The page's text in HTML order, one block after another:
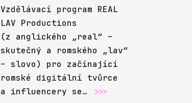
Vzdělávací program REAL
LAV Productions
(z anglického „real“ –
skutečný a romského „lav“
– slovo) pro začínající
romské digitální tvůrce
a influencery se…
>>>